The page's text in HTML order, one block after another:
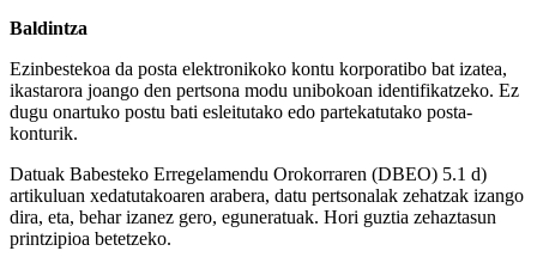
Baldintza
Ezinbestekoa da posta elektronikoko kontu korporatibo bat izatea,
ikastarora joango den pertsona modu unibokoan identifikatzeko. Ez
dugu onartuko postu bati esleitutako edo partekatutako posta-
konturik.
Datuak Babesteko Erregelamendu Orokorraren (DBEO) 5.1 d)
artikuluan xedatutakoaren arabera, datu pertsonalak zehatzak izango
dira, eta, behar izanez gero, eguneratuak. Hori guztia zehaztasun
printzipioa betetzeko.